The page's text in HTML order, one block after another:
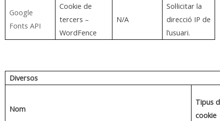
Google
Fonts API
Cookie de
tercers –
WordFence
N/A
Sol·licitar la
direcció IP de
l’usuari.
Diversos
Nom
Tipus
cookie